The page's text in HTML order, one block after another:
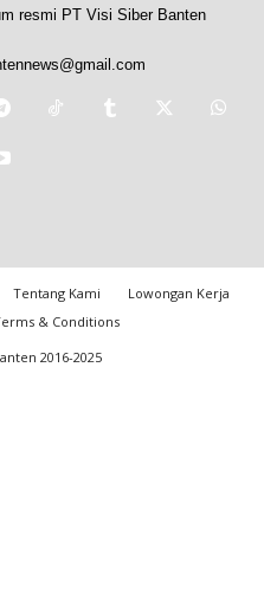
resmi PT Visi Siber Banten
Tentang Kami
Lowongan Kerja
& Conditions
2016-2025